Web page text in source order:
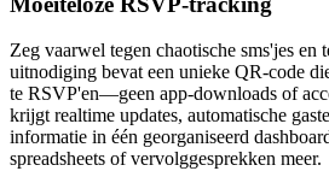
Zeg vaarwel tegen chaotische sms'jes
uitnodiging bevat een unieke QR-code
te RSVP'en—geen app-downloads of
krijgt realtime updates, automatische
informatie in één georganiseerd
spreadsheets of vervolggesprekken meer.